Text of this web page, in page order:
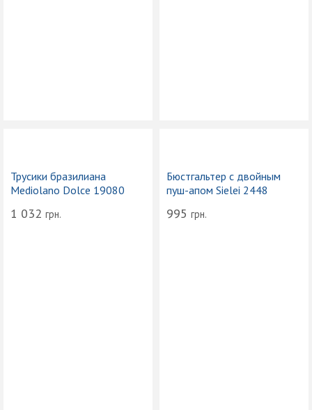
Трусики бразилиана
Mediolano Dolce 19080
1 032 грн.
Бюстгальтер с двойным
пуш-апом Sielei 2448
995 грн.